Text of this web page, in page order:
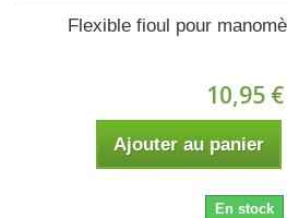
Flexible fioul pour
10,95 €
Ajouter au panier
En stock